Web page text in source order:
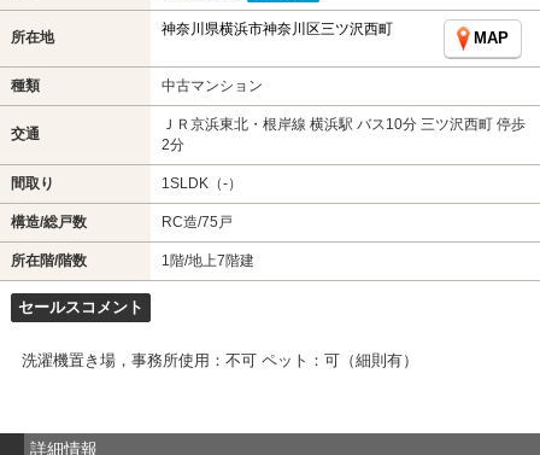
所在地 神奈川県横浜市神奈川区三ツ沢西町
MAP
種類 中古マンション
交通
ＪＲ京浜東北・根岸線 横浜駅 バス10分 三ツ沢西町 停歩
2分
間取り 1SLDK（-）
構造/総戸数 RC造/75戸
所在階/階数 1階/地上7階建
セールスコメント
洗濯機置き場，事務所使用：不可 ペット：可（細則有）
詳細情報